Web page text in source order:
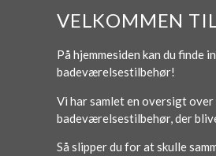
VELKOMMEN
På hjemmesiden kan du finde
badeværelsestilbehør!
Vi har samlet en oversigt
badeværelsestilbehør, der
Så slipper du for at skulle